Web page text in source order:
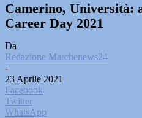
Camerino,
Career Day 2021
Da
Redazione Marchenews24
-
23 Aprile 2021
Facebook
Twitter
WhatsApp